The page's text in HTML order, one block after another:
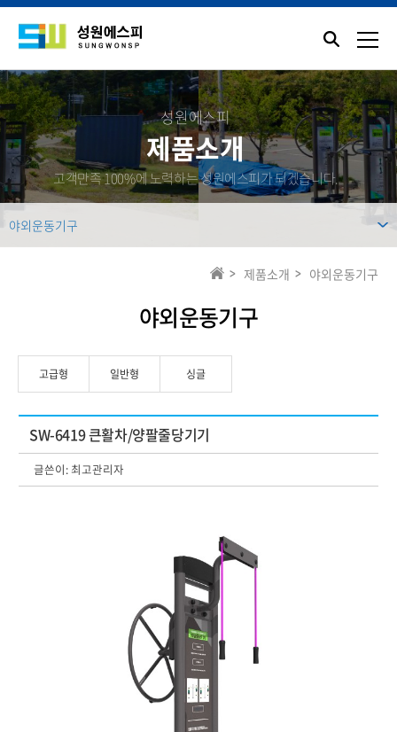
성원에스피
제품소개
고객만족 100%에 노력하는 성원에스피가 되겠습니다.
야외운동기구
제품소개 야외운동기구
야외운동기구
고급형 일반형 싱글
SW-6419 큰활차/양팔줄당기기
글쓴이: 최고관리자